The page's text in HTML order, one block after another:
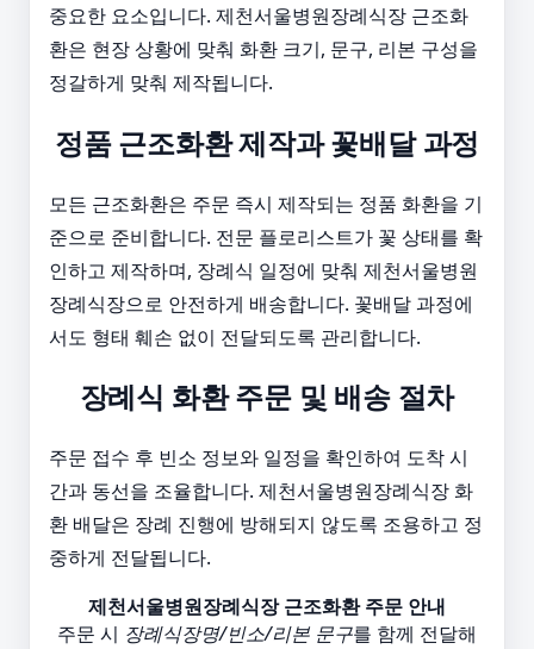
중요한 요소입니다. 제천서울병원장례식장 근조화
환은 현장 상황에 맞춰 화환 크기, 문구, 리본 구성을
정갈하게 맞춰 제작됩니다.
정품 근조화환 제작과 꽃배달 과정
모든 근조화환은 주문 즉시 제작되는 정품 화환을 기
준으로 준비합니다. 전문 플로리스트가 꽃 상태를 확
인하고 제작하며, 장례식 일정에 맞춰 제천서울병원
장례식장으로 안전하게 배송합니다. 꽃배달 과정에
서도 형태 훼손 없이 전달되도록 관리합니다.
장례식 화환 주문 및 배송 절차
주문 접수 후 빈소 정보와 일정을 확인하여 도착 시
간과 동선을 조율합니다. 제천서울병원장례식장 화
환 배달은 장례 진행에 방해되지 않도록 조용하고 정
중하게 전달됩니다.
제천서울병원장례식장 근조화환 주문 안내
주문 시 장례식장명/빈소/리본 문구를 함께 전달해